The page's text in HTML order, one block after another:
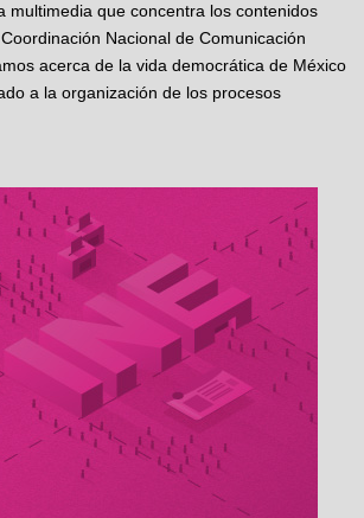
multimedia que concentra los contenidos
Nacional de Comunicación
acerca de la vida democrática de México
a la organización de los procesos